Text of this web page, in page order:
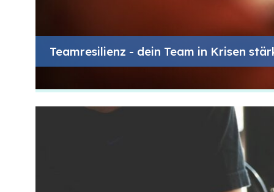
Teamresilienz - dein Team in Krisen